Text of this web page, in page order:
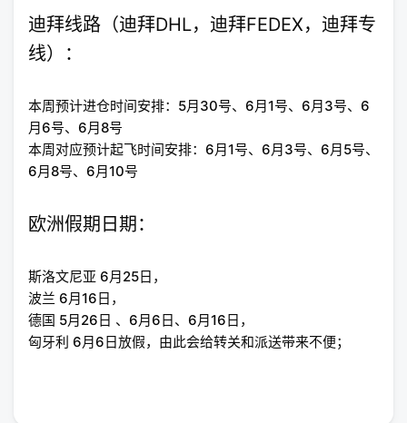
迪拜线路（迪拜DHL，迪拜FEDEX，迪拜专
线）：
本周预计进仓时间安排：5月30号、6月1号、6月3号、6
月6号、6月8号
本周对应预计起飞时间安排：6月1号、6月3号、6月5号、
6月8号、6月10号
欧洲假期日期：
斯洛文尼亚 6月25日，
波兰 6月16日，
德国 5月26日 、6月6日、6月16日，
匈牙利 6月6日放假，由此会给转关和派送带来不便；